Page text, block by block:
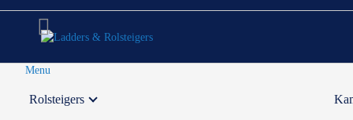
Menu
Rolsteigers